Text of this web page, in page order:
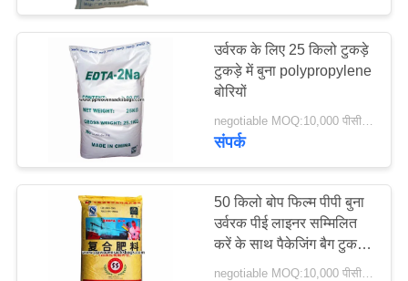
उर्वरक पैकेजिंग बैग
19
13
उर्वरक के लिए 25 किलो टुकड़े
टुकड़े में बुना polypropylene
बोरियों
संपर्क
50 किलो बोप फिल्म पीपी बुना
उर्वरक पीई लाइनर सम्मिलित
करें के साथ पैकेजिंग बैग टुकड़े
टुकड़े में
negotiable MOQ:10,000 पीसीएस